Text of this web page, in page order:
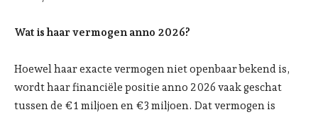
Wat is haar vermogen anno 2026?
Hoewel haar exacte vermogen niet openbaar bekend is,
wordt haar financiële positie anno 2026 vaak geschat
tussen de €1 miljoen en €3 miljoen. Dat vermogen is